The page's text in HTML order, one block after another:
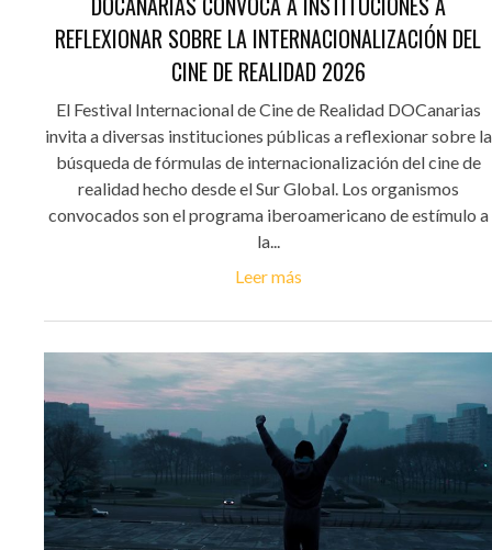
REFLEXIONAR SOBRE LA INTERNACIONALIZACIÓN DEL
CINE DE REALIDAD 2026
El Festival Internacional de Cine de Realidad DOCanarias
invita a diversas instituciones públicas a reflexionar sobre la
búsqueda de fórmulas de internacionalización del cine de
realidad hecho desde el Sur Global. Los organismos
convocados son el programa iberoamericano de estímulo a
la...
Leer más